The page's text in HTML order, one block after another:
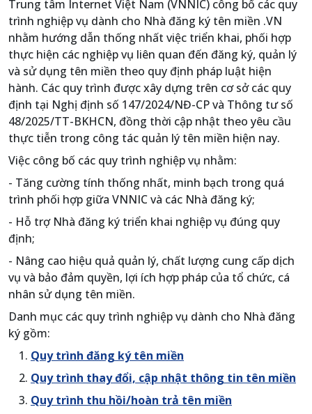
Trung tâm Internet Việt Nam (VNNIC) công bố các quy
trình nghiệp vụ dành cho Nhà đăng ký tên miền .VN
nhằm hướng dẫn thống nhất việc triển khai, phối hợp
thực hiện các nghiệp vụ liên quan đến đăng ký, quản lý
và sử dụng tên miền theo quy định pháp luật hiện
hành. Các quy trình được xây dựng trên cơ sở các quy
định tại Nghị định số 147/2024/NĐ-CP và Thông tư số
48/2025/TT-BKHCN, đồng thời cập nhật theo yêu cầu
thực tiễn trong công tác quản lý tên miền hiện nay.
Việc công bố các quy trình nghiệp vụ nhằm:
- Tăng cường tính thống nhất, minh bạch trong quá
trình phối hợp giữa VNNIC và các Nhà đăng ký;
- Hỗ trợ Nhà đăng ký triển khai nghiệp vụ đúng quy
định;
- Nâng cao hiệu quả quản lý, chất lượng cung cấp dịch
vụ và bảo đảm quyền, lợi ích hợp pháp của tổ chức, cá
nhân sử dụng tên miền.
Danh mục các quy trình nghiệp vụ dành cho Nhà đăng
ký gồm:
Quy trình đăng ký tên miền
Quy trình thay đổi, cập nhật thông tin tên miền
Quy trình thu hồi/hoàn trả tên miền